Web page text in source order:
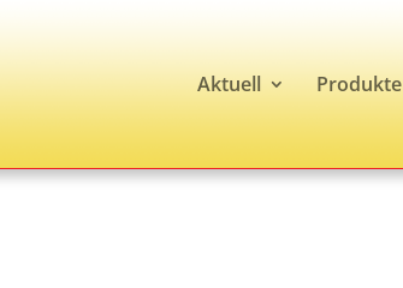
Aktuell Produkte